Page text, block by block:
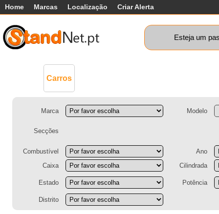
Home Marcas Localização Criar Alerta
Esteja um
Carros
Marca Modelo
Secções
Combustível
Ano
Caixa
Cilindrada
Estado Potência
Distrito